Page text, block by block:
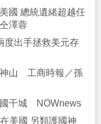
國 總統遺緒超越任
澤蓉
度出手拯救美元存
神山 工商時報／孫
干城 NOWnews
美國 另類護國神